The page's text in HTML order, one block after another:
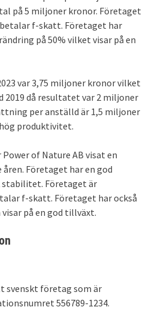
på 5 miljoner kronor. Företaget
f-skatt. Företaget har
på 50% vilket visar på en
var 3,75 miljoner kronor vilket
2019 då resultatet var 2 miljoner
per anställd är 1,5 miljoner
produktivitet.
of Nature AB visat en
Företaget har en god
Företaget är
f-skatt. Företaget har också
på en god tillväxt.
svenskt företag som är
556789-1234.